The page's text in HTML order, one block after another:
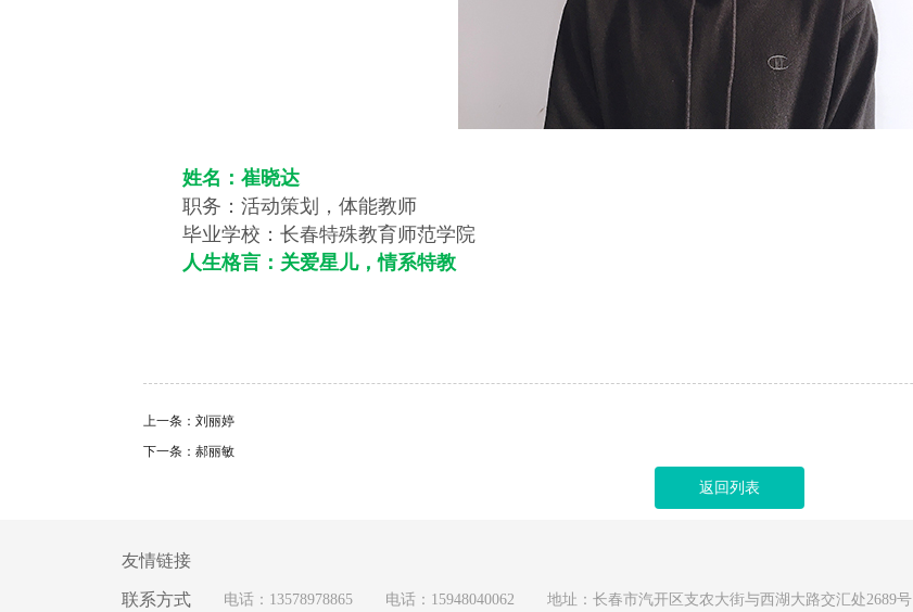
姓名：崔晓达
职务：活动策划，体能教师
毕业学校：长春特殊教育师范学院
人生格言：关爱星儿，情系特教
上一条：刘丽婷
下一条：郝丽敏
返回列表
友情链接
联系方式 电话：13578978865 电话：15948040062 地址：长春市汽开区支农大街与西湖大路交汇处2689号